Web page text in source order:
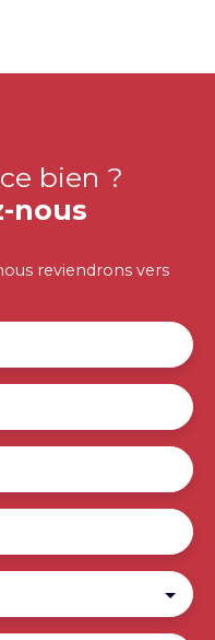
bien ?
nous
reviendrons vers